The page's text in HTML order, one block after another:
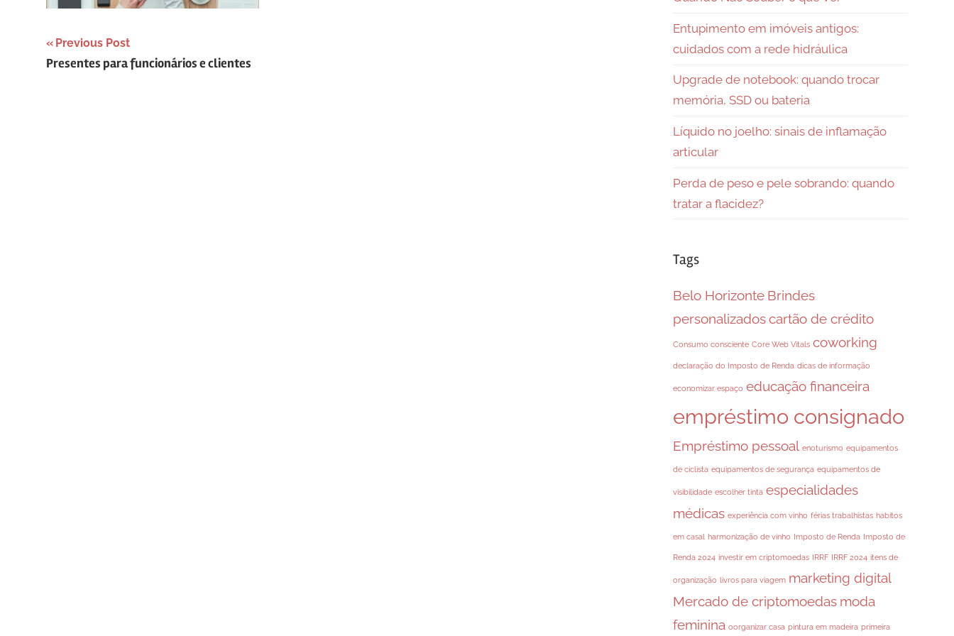
Navegação
de
Previous Post
Presentes para funcionários e clientes
Entupimento em imóveis antigos:
cuidados com a rede hidráulica
Upgrade de notebook: quando trocar
memória, SSD ou bateria
Líquido no joelho: sinais de inflamação
articular
Perda de peso e pele sobrando: quando
tratar a flacidez?
Tags
Belo Horizonte Brindes
personalizadoscartão de crédito
Consumo consciente Core Web Vitals coworking
declaração do Imposto de Renda dicas de informação
economizar espaço educação financeira
empréstimo consignado
Empréstimo pessoal enoturismo equipamentos
de ciclista equipamentos de segurança equipamentos de
visibilidade escolher tinta especialidades
médicas experiência com vinho férias trabalhistas habitos
em casal harmonização de vinho Imposto de Renda Imposto de
Renda 2024 investir em criptomoedas IRRF IRRF 2024 itens de
organização livros para viagem marketing digital
Mercado de criptomoedas moda
feminina oorganizar casa pintura em madeira primeira